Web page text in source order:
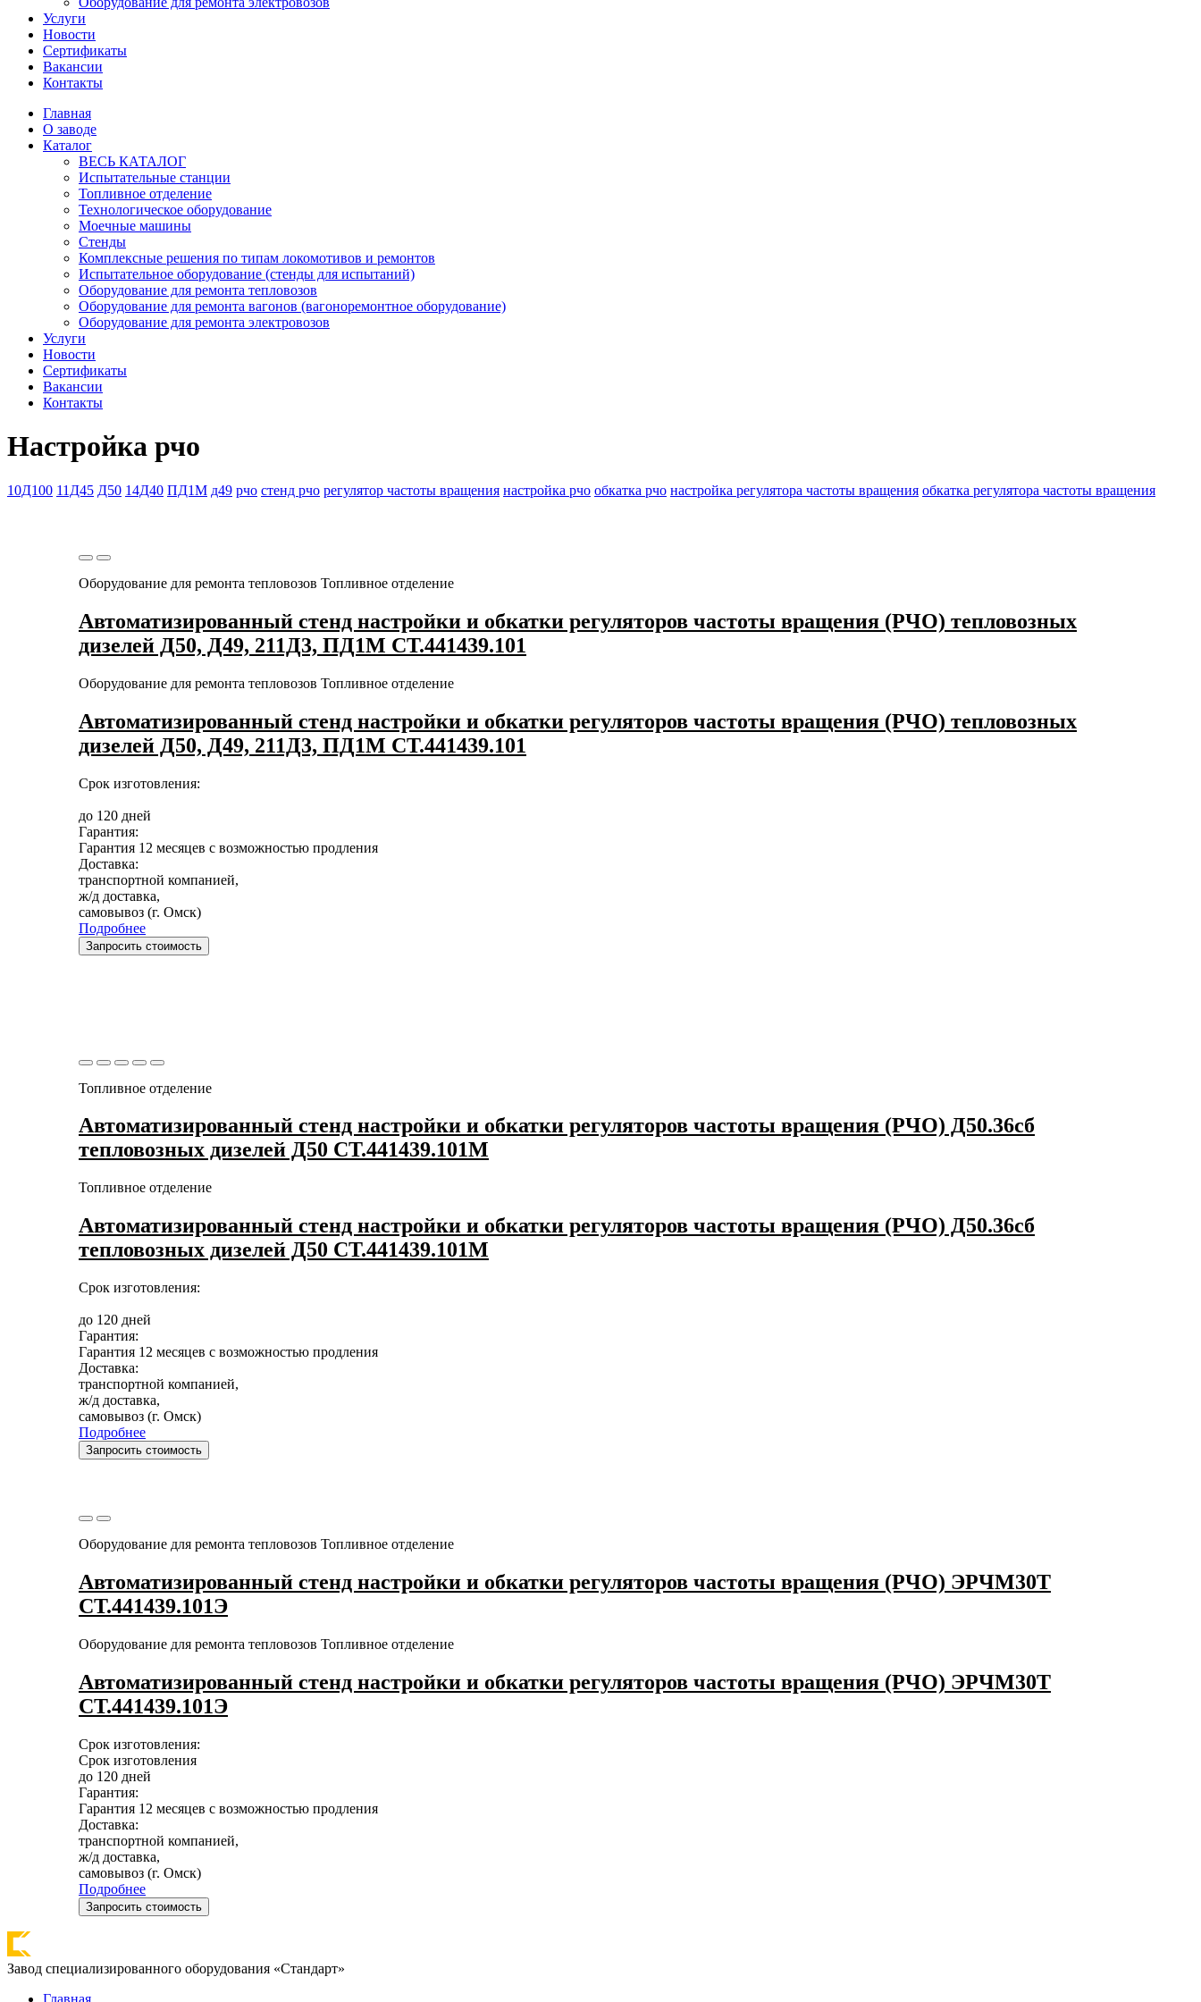
Услуги
Новости
Сертификаты
Вакансии
Контакты
Главная
О заводе
Каталог
ВЕСЬ КАТАЛОГ
Испытательные станции
Топливное отделение
Технологическое оборудование
Моечные машины
Стенды
Комплексные решения по типам локомотивов и ремонтов
Испытательное оборудование (стенды для испытаний)
Оборудование для ремонта тепловозов
Оборудование для ремонта вагонов (вагоноремонтное оборудование)
Оборудование для ремонта электровозов
Услуги
Новости
Сертификаты
Вакансии
Контакты
Настройка рчо
10Д100 11Д45 Д50 14Д40 ПД1М д49 рчо стенд рчо регулятор частоты вращения настройка рчо обкатка рчо настройка регулятора частоты вращения обкатка регулятора частоты вращения
Оборудование для ремонта тепловозов Топливное отделение
Автоматизированный стенд настройки и обкатки регуляторов частоты вращения (РЧО) тепловозных
дизелей Д50, Д49, 211Д3, ПД1М СТ.441439.101
Оборудование для ремонта тепловозов Топливное отделение
Автоматизированный стенд настройки и обкатки регуляторов частоты вращения (РЧО) тепловозных
дизелей Д50, Д49, 211Д3, ПД1М СТ.441439.101
Срок изготовления:
до 120 дней
Гарантия:
Гарантия 12 месяцев с возможностью продления
Доставка:
транспортной компанией,
ж/д доставка,
самовывоз (г. Омск)
Подробнее
Запросить стоимость
Топливное отделение
Автоматизированный стенд настройки и обкатки регуляторов частоты вращения (РЧО) Д50.36сб
тепловозных дизелей Д50 СТ.441439.101М
Топливное отделение
Автоматизированный стенд настройки и обкатки регуляторов частоты вращения (РЧО) Д50.36сб
тепловозных дизелей Д50 СТ.441439.101М
Срок изготовления:
до 120 дней
Гарантия:
Гарантия 12 месяцев с возможностью продления
Доставка:
транспортной компанией,
ж/д доставка,
самовывоз (г. Омск)
Подробнее
Запросить стоимость
Оборудование для ремонта тепловозов Топливное отделение
Автоматизированный стенд настройки и обкатки регуляторов частоты вращения (РЧО) ЭРЧМ30Т
СТ.441439.101Э
Оборудование для ремонта тепловозов Топливное отделение
Автоматизированный стенд настройки и обкатки регуляторов частоты вращения (РЧО) ЭРЧМ30Т
СТ.441439.101Э
Срок изготовления:
Срок изготовления
до 120 дней
Гарантия:
Гарантия 12 месяцев с возможностью продления
Доставка:
транспортной компанией,
ж/д доставка,
самовывоз (г. Омск)
Подробнее
Запросить стоимость
Завод специализированного оборудования «Стандарт»
Главная